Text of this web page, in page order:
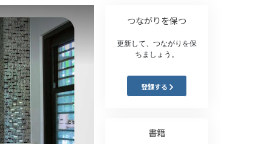
物
ーマンライ
ア･ミニ
サービス 病気やけがのためのアシスト
高潔さと正直さ
結婚
感情のトーン・スケール
薬物に対する解決策
子ども
つながりを保つ
更新して、つながりを保
ちましょう。
登録する
書籍